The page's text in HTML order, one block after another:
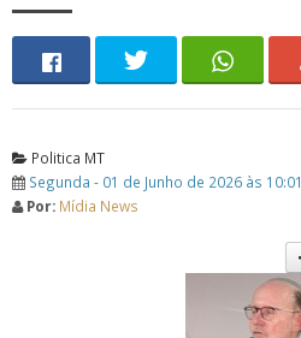
Politica MT
Segunda - 01 de Junho de 2026 às 10:01
Por: Mídia News